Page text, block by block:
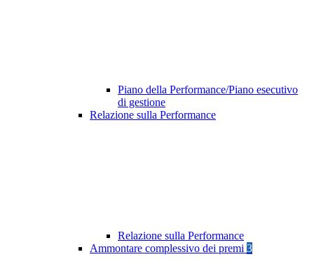
Piano della Performance/Piano esecutivo
di gestione
Relazione sulla Performance
Relazione sulla Performance
Ammontare complessivo dei premi 3